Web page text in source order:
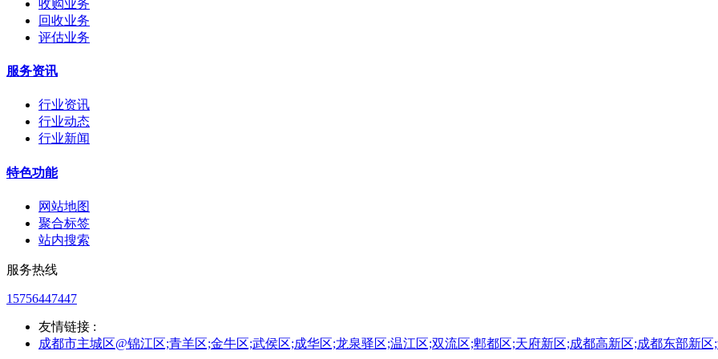
收购业务
回收业务
评估业务
服务资讯
行业资讯
行业动态
行业新闻
特色功能
网站地图
聚合标签
站内搜索
服务热线
15756447447
友情链接 :
成都市主城区@锦江区;青羊区;金牛区;武侯区;成华区;龙泉驿区;温江区;双流区;郫都区;天府新区;成都高新区;成都东部新